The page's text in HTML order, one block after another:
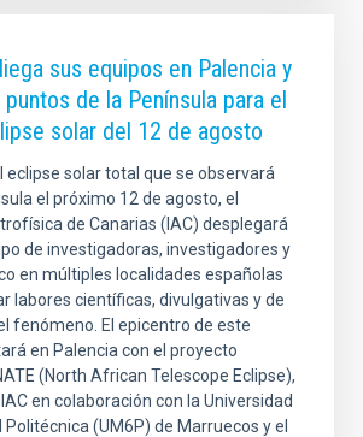
ORDER
sus equipos en Palencia y
de la Península para el
solar del 12 de agosto
eclipse solar total que se observará
el próximo 12 de agosto, el
de Canarias (IAC) desplegará
de investigadoras, investigadores y
en múltiples localidades españolas
labores científicas, divulgativas y de
fenómeno. El epicentro de este
en Palencia con el proyecto
(North African Telescope Eclipse),
en colaboración con la Universidad
(UM6P) de Marruecos y el